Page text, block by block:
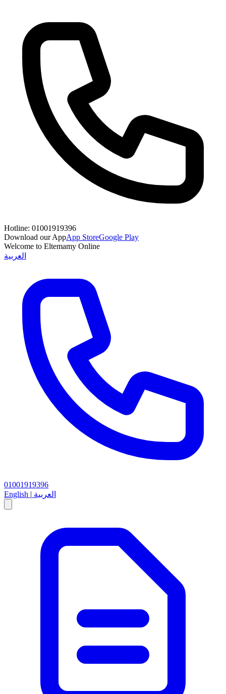
Hotline: 01001919396
Download our AppApp StoreGoogle Play
Welcome to Eltemamy Online
العربية
01001919396
English | العربية